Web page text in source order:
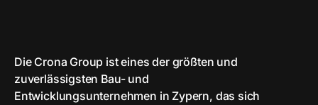
Die Crona Group ist eines der größten und
zuverlässigsten Bau- und
Entwicklungsunternehmen in Zypern, das sich